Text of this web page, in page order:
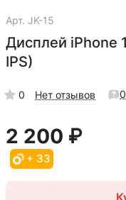
Арт. JK-15
Дисплей iPhone
IPS)
0 Нет отзывов
2 200 ₽
+ 33